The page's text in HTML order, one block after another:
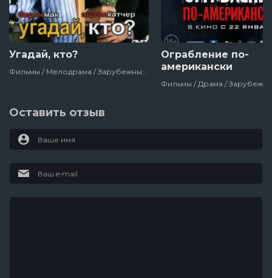
Угадай, кто?
Ограбление по-
американски
Оставить отзыв